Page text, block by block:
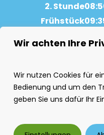
Wir achten Ihre
Wir nutzen Cookies für
Bedienung und um den
geben Sie uns dafür Ihr
2. Stunde
Frühstück
3. Stunde
Pause
5. Stunde
2026 Grundschule am Urselbach I